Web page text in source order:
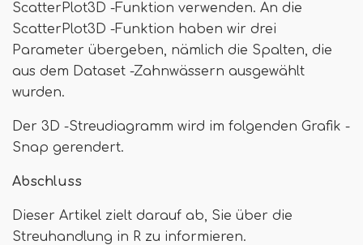
ScatterPlot3D -Funktion verwenden. An die
ScatterPlot3D -Funktion haben wir drei
Parameter übergeben, nämlich die Spalten, die
aus dem Dataset -Zahnwässern ausgewählt
wurden.
Der 3D -Streudiagramm wird im folgenden Grafik -
Snap gerendert.
Abschluss
Dieser Artikel zielt darauf ab, Sie über die
Streuhandlung in R zu informieren.